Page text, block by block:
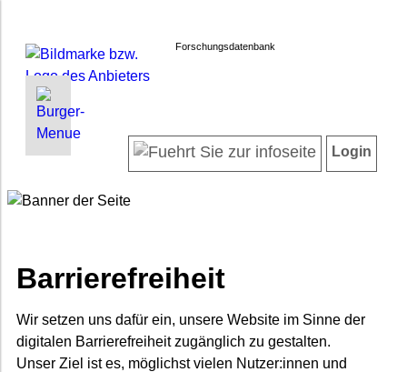
Forschungsdatenbank
INFORMATIONEN | SUCHEN
Autorenverzeichnis
Datenschutz
Impressum
Barrierefreiheit
LOGIN
Login
Barrierefreiheit
Wir setzen uns dafür ein, unsere Website im Sinne der
digitalen Barrierefreiheit zugänglich zu gestalten.
Unser Ziel ist es, möglichst vielen Nutzer:innen und